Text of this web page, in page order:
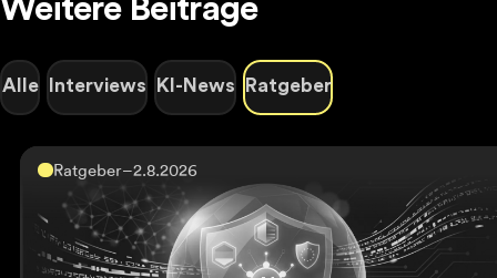
Weitere Beiträge
Alle Interviews KI-News Ratgeber
Ratgeber–2.8.2026